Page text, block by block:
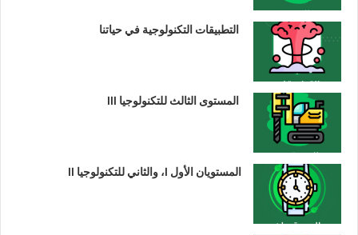
التطبيقات التكنولوجية في حياتنا
المستوى الثالث للتكنولوجيا III
المستويان الأول I، والثاني للتكنولوجيا II